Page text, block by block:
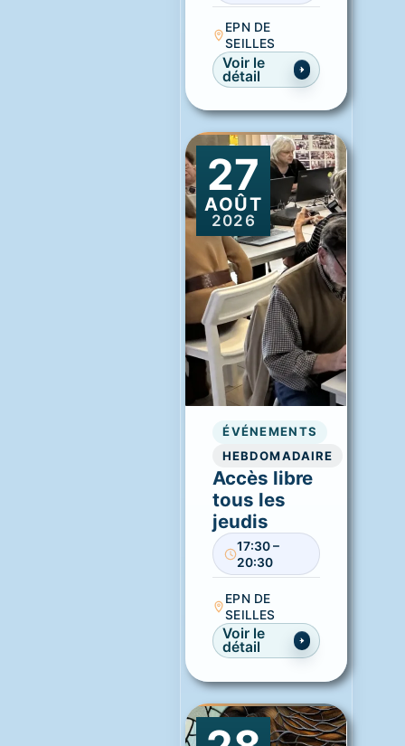
EPN DE
SEILLES
Voir le
détail
27
AOÛT
2026
ÉVÉNEMENTS
HEBDOMADAIRE
Accès libre
tous les
jeudis
17:30 –
20:30
EPN DE
SEILLES
Voir le
détail